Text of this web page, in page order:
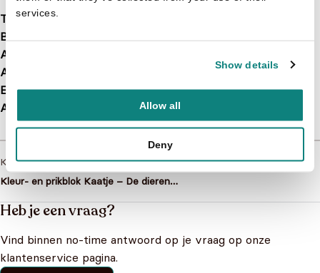
services.
Show details
Allow all
Deny
Taalnl
Bindwijze
Aantal pagina's
Afbeelding
EAN9789037498295
Afmetingen
Kinderboeken>Alle kinderboeken>
Kleur- en prikblok Kaatje – De dieren
Heb je een vraag?
Vind binnen no-time antwoord op je vraag op onze
klantenservice pagina.